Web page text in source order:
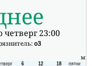
23:00
o3